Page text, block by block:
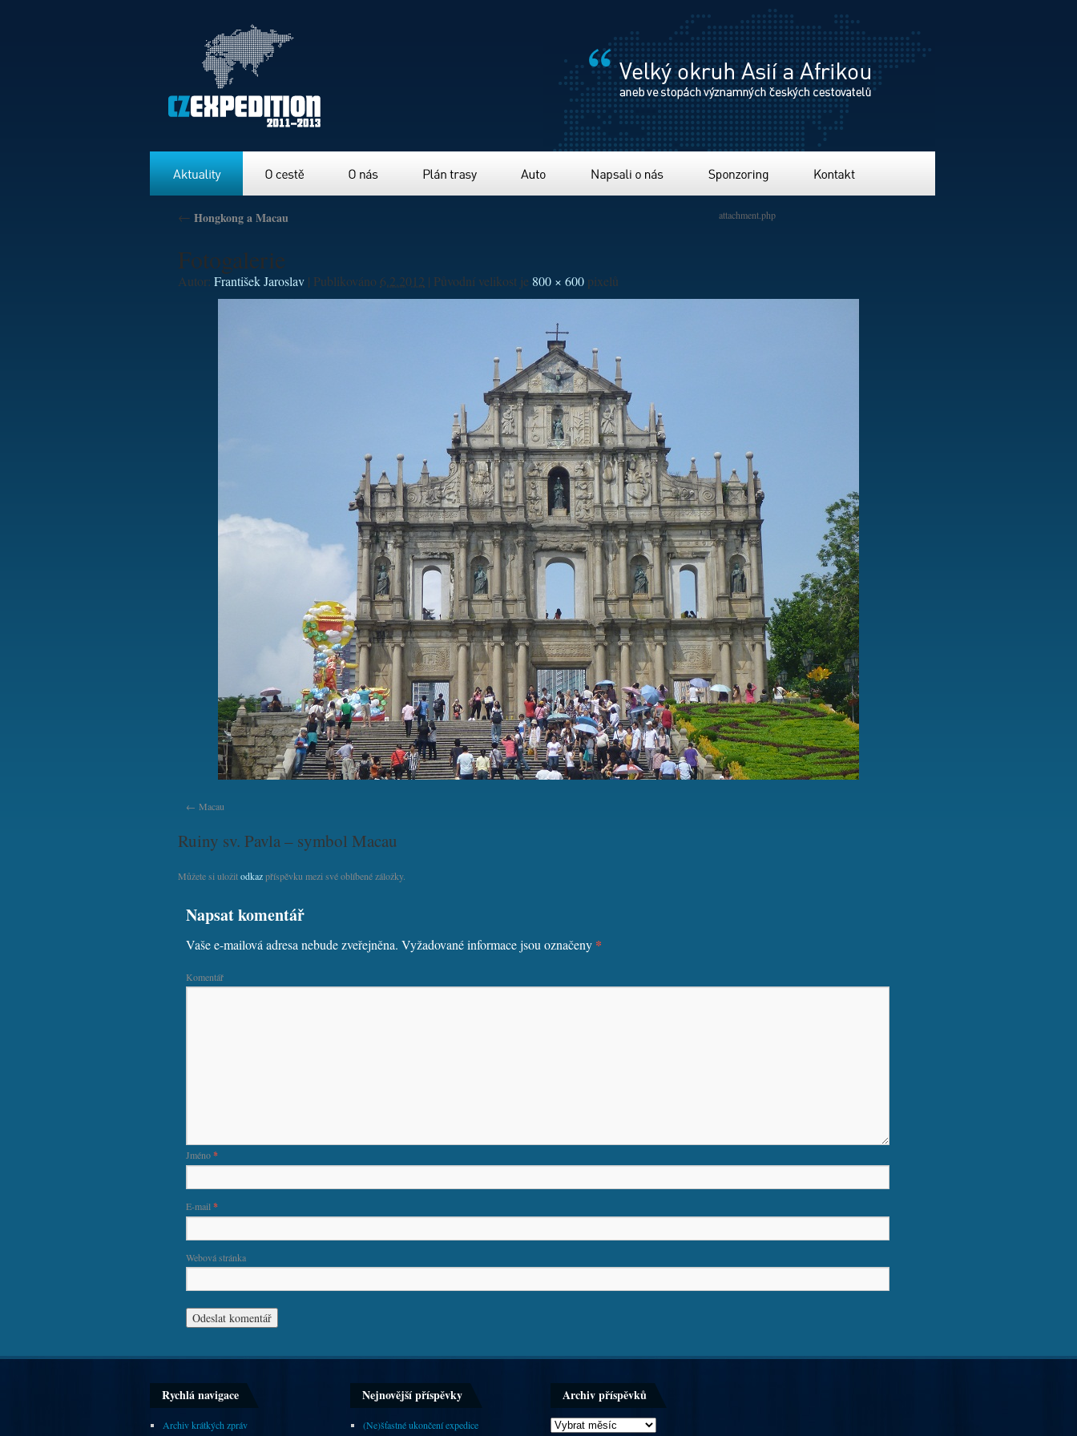
attachment.php
← Hongkong a Macau
Fotogalerie
Autor: František Jaroslav | Publikováno 6.2.2012 | Původní velikost je 800 × 600 pixelů
Macau
Ruiny sv. Pavla – symbol Macau
Můžete si uložitodkazpříspěvku mezi své oblíbené záložky.
Napsat komentář
Vaše e-mailová adresa nebude zveřejněna. Vyžadované informace jsou označeny *
Komentář
Jméno*
E-mail *
Webová stránka
Rychlá navigace
Archiv krátkých zpráv
Nejnovější příspěvky
(Ne)šťastné ukončení expedice
Archiv příspěvků